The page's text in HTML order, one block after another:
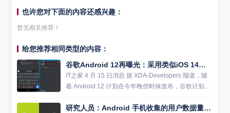
也许您对下面的内容还感兴趣：
暂无相关推荐！
给您推荐相同类型的内容：
谷歌Android 12再曝光：采用类似iOS 14的剪贴板访问通知
IT之家 4 月 15 日消息 据 XDA-Developers 报道，随
着 Android 12 计划在今年晚些时候发布，谷歌计划引
入一个新的通知，当应用访问剪贴板时会通知用户。 I
T之家了解到，在 i...
研究人员：Android 手机收集的用户数据量是同类 iPhone 的 20 倍